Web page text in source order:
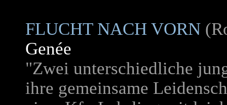
FLUCHT NACH VORN
Genée
"Zwei unterschiedliche
ihre gemeinsame